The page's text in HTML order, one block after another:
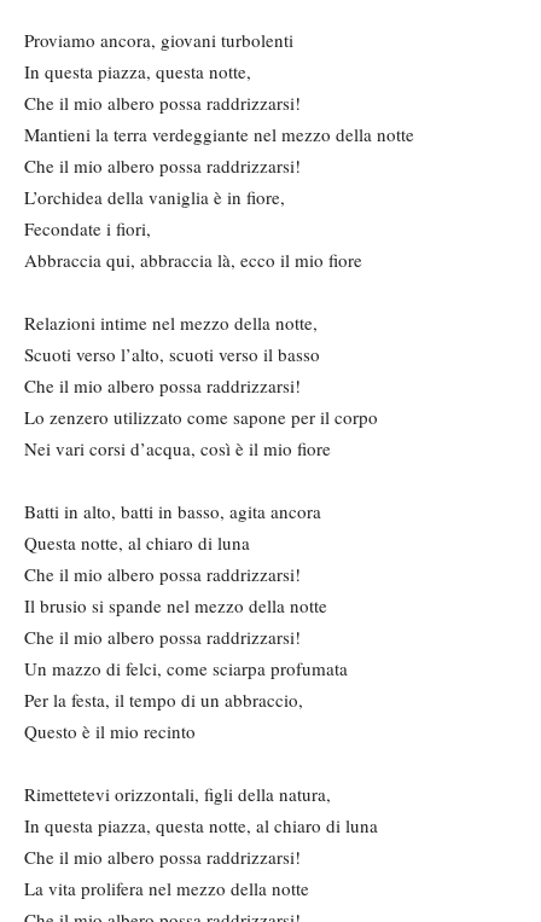
Proviamo ancora, giovani turbolenti
In questa piazza, questa notte,
Che il mio albero possa raddrizzarsi!
Mantieni la terra verdeggiante nel mezzo della notte
Che il mio albero possa raddrizzarsi!
L’orchidea della vaniglia è in fiore,
Fecondate i fiori,
Abbraccia qui, abbraccia là, ecco il mio fiore
Relazioni intime nel mezzo della notte,
Scuoti verso l’alto, scuoti verso il basso
Che il mio albero possa raddrizzarsi!
Lo zenzero utilizzato come sapone per il corpo
Nei vari corsi d’acqua, così è il mio fiore
Batti in alto, batti in basso, agita ancora
Questa notte, al chiaro di luna
Che il mio albero possa raddrizzarsi!
Il brusio si spande nel mezzo della notte
Che il mio albero possa raddrizzarsi!
Un mazzo di felci, come sciarpa profumata
Per la festa, il tempo di un abbraccio,
Questo è il mio recinto
Rimettetevi orizzontali, figli della natura,
In questa piazza, questa notte, al chiaro di luna
Che il mio albero possa raddrizzarsi!
La vita prolifera nel mezzo della notte